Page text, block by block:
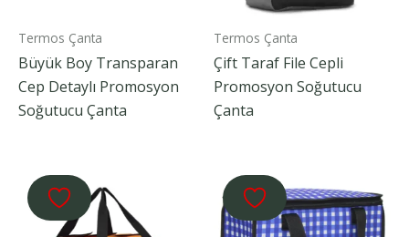
Termos Çanta
Büyük Boy Transparan
Cep Detaylı Promosyon
Soğutucu Çanta
Termos Çanta
Çift Taraf File Cepli
Promosyon Soğutucu
Çanta